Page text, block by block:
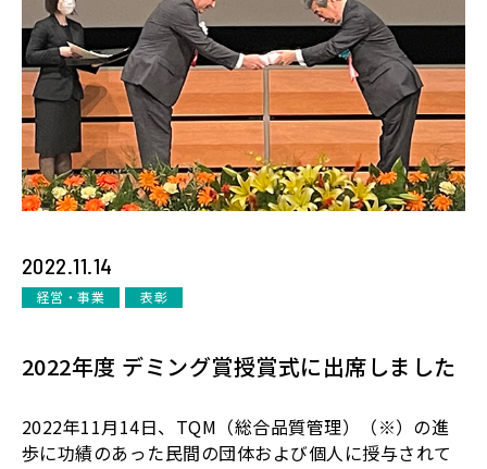
2022.11.14
経営・事業 表彰
2022年度 デミング賞授賞式に出席しました
2022年11月14日、TQM（総合品質管理）（※）の進
歩に功績のあった民間の団体および個人に授与されて